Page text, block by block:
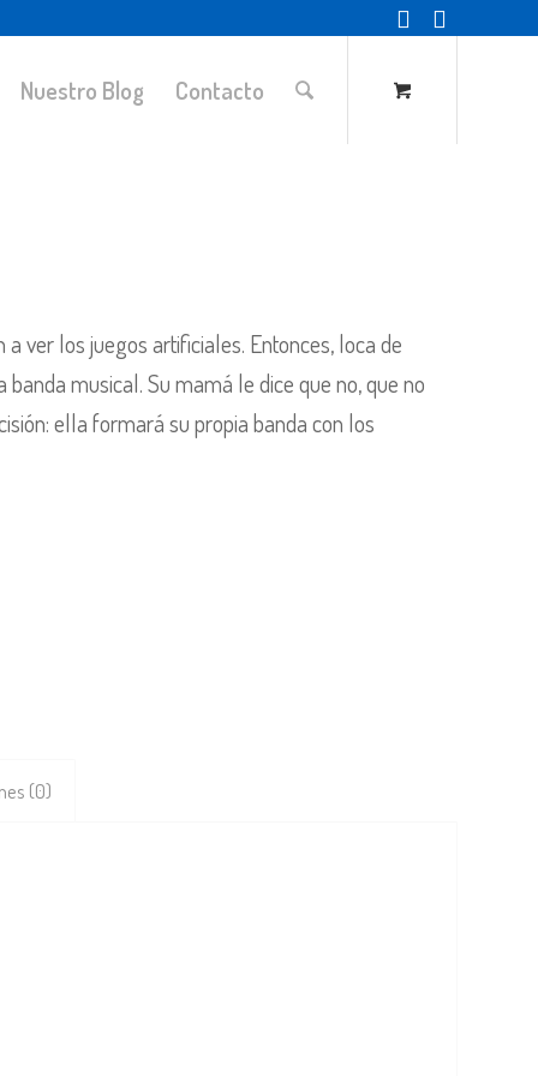
Nuestro Blog Contacto
ver los juegos artificiales. Entonces, loca de
musical. Su mamá le dice que no, que no
ella formará su propia banda con los
(0)